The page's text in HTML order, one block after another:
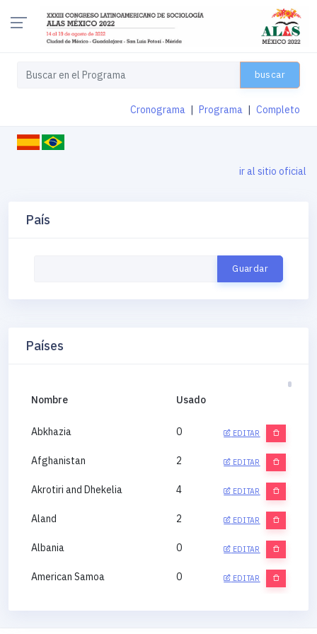
buscar
Cronograma Programa Completo
ir al sitio oficial
País
Países
Nombre Usado
Abkhazia 0 EDITAR
Afghanistan 2 EDITAR
Akrotiri and Dhekelia 4 EDITAR
Aland 2 EDITAR
Albania 0 EDITAR
American Samoa 0 EDITAR